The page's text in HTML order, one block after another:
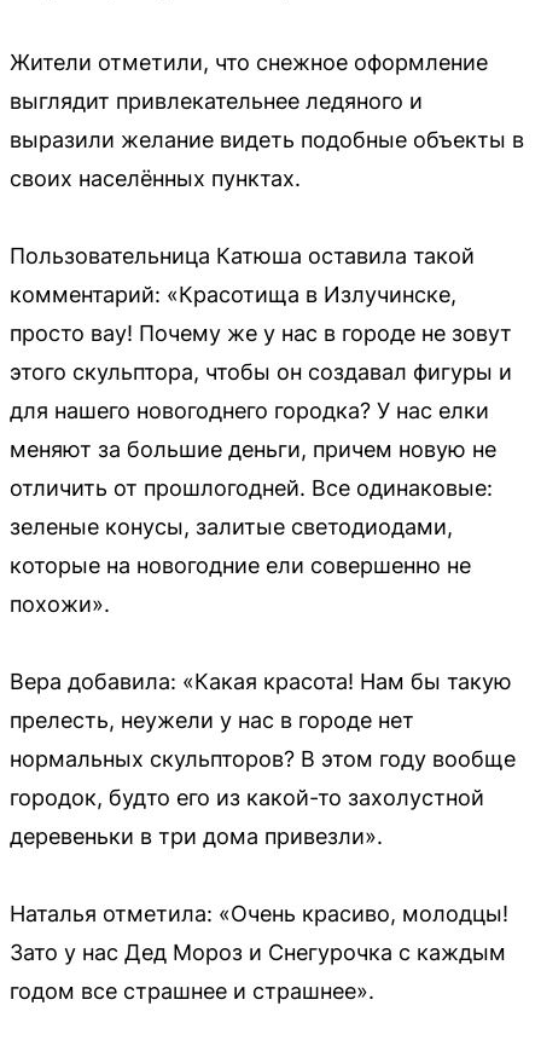
Жители отметили, что снежное оформление
выглядит привлекательнее ледяного и
выразили желание видеть подобные объекты в
своих населённых пунктах.
Пользовательница Катюша оставила такой
комментарий: «Красотища в Излучинске,
просто вау! Почему же у нас в городе не зовут
этого скульптора, чтобы он создавал фигуры и
для нашего новогоднего городка? У нас елки
меняют за большие деньги, причем новую не
отличить от прошлогодней. Все одинаковые:
зеленые конусы, залитые светодиодами,
которые на новогодние ели совершенно не
похожи».
Вера добавила: «Какая красота! Нам бы такую
прелесть, неужели у нас в городе нет
нормальных скульпторов? В этом году вообще
городок, будто его из какой-то захолустной
деревеньки в три дома привезли».
Наталья отметила: «Очень красиво, молодцы!
Зато у нас Дед Мороз и Снегурочка с каждым
годом все страшнее и страшнее».